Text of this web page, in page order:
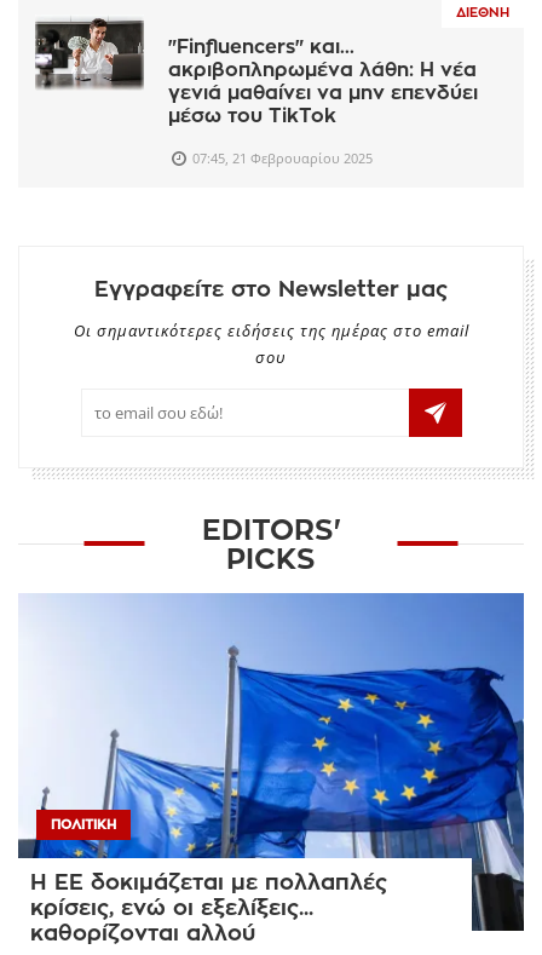
ΔΙΕΘΝΉ
"Finfluencers" και...
ακριβοπληρωμένα λάθη: Η νέα
γενιά μαθαίνει να μην επενδύει
μέσω του TikTok
07:45, 21 Φεβρουαρίου 2025
Εγγραφείτε στο Newsletter μας
Οι σημαντικότερες ειδήσεις της ημέρας στο email
σου
EDITORS'
PICKS
ΠΟΛΙΤΙΚΉ
Η ΕΕ δοκιμάζεται με πολλαπλές
κρίσεις, ενώ οι εξελίξεις...
καθορίζονται αλλού